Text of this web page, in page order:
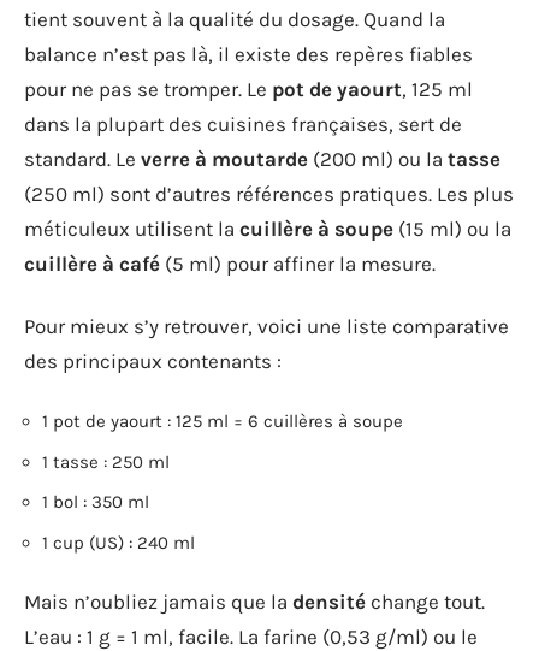
tient souvent à la qualité du dosage. Quand la
balance n’est pas là, il existe des repères fiables
pour ne pas se tromper. Le pot de yaourt, 125 ml
dans la plupart des cuisines françaises, sert de
standard. Le verre à moutarde (200 ml) ou la tasse
(250 ml) sont d’autres références pratiques. Les plus
méticuleux utilisent la cuillère à soupe (15 ml) ou la
cuillère à café (5 ml) pour affiner la mesure.
Pour mieux s’y retrouver, voici une liste comparative
des principaux contenants :
1 pot de yaourt : 125 ml = 6 cuillères à soupe
1 tasse : 250 ml
1 bol : 350 ml
1 cup (US) : 240 ml
Mais n’oubliez jamais que la densité change tout.
L’eau : 1 g = 1 ml, facile. La farine (0,53 g/ml) ou le